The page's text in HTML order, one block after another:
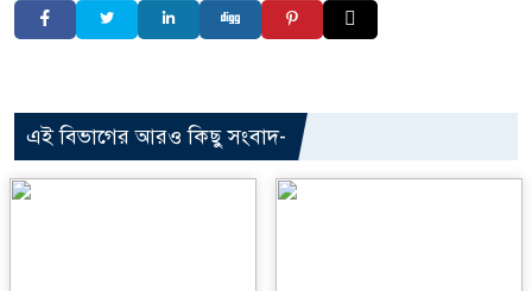
এই বিভাগের আরও কিছু সংবাদ-